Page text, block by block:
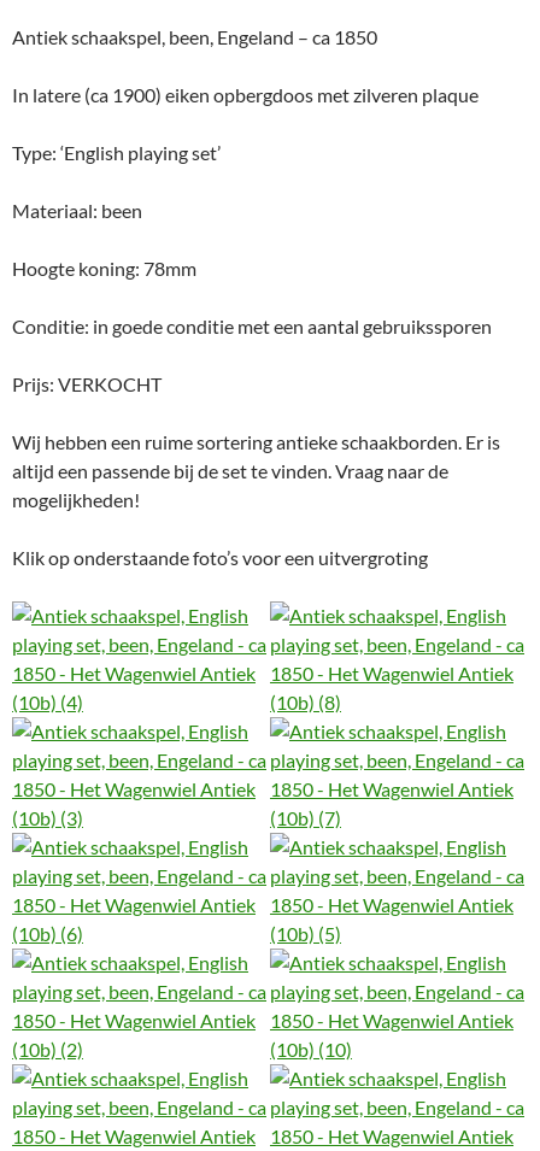
Antiek schaakspel, been, Engeland – ca 1850
In latere (ca 1900) eiken opbergdoos met zilveren plaque
Type: ‘English playing set’
Materiaal: been
Hoogte koning: 78mm
Conditie: in goede conditie met een aantal gebruikssporen
Prijs: VERKOCHT
Wij hebben een ruime sortering antieke schaakborden. Er is
altijd een passende bij de set te vinden. Vraag naar de
mogelijkheden!
Klik op onderstaande foto’s voor een uitvergroting